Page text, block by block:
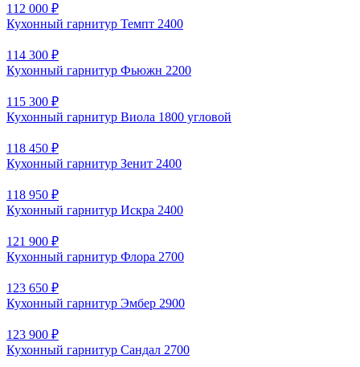
112 000 ₽
Кухонный гарнитур Темпт 2400
114 300 ₽
Кухонный гарнитур Фьюжн 2200
115 300 ₽
Кухонный гарнитур Виола 1800 угловой
118 450 ₽
Кухонный гарнитур Зенит 2400
118 950 ₽
Кухонный гарнитур Искра 2400
121 900 ₽
Кухонный гарнитур Флора 2700
123 650 ₽
Кухонный гарнитур Эмбер 2900
123 900 ₽
Кухонный гарнитур Сандал 2700